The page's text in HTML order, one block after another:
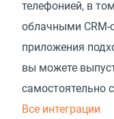
телефонией, в
облачными CRM-
приложения
вы можете
самостоятельно
Все интеграции